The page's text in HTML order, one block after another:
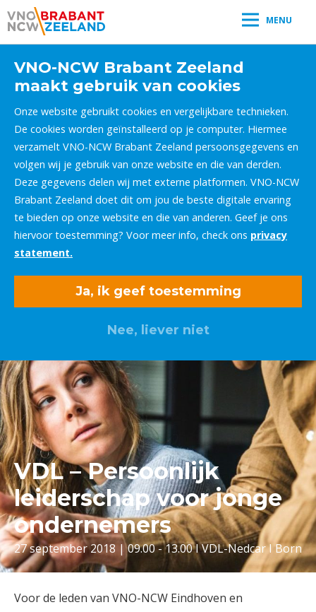
MENU
VNO-NCW Brabant Zeeland
maakt gebruik van cookies
Onze website gebruikt cookies en vergelijkbare technieken.
De cookies worden geïnstalleerd op je computer. Hiermee
verzamelt VNO-NCW Brabant Zeeland persoonsgegevens en
volgen wij je gebruik van onze website en die van derden.
Deze gegevens delen wij met externe platformen. VNO-NCW
Brabant Zeeland doet dit om jou de beste digitale ervaring
te bieden op onze website en die van anderen. Geef je ons
hiervoor toestemming? Voor meer info, check ons privacy
statement.
Ja, ik geef toestemming
Nee, liever niet
VDL – Persoonlijk
leiderschap voor jonge
ondernemers
27 september 2018 | 09.00 - 13.00 I VDL-Nedcar I Born
Voor de leden van VNO-NCW Eindhoven en